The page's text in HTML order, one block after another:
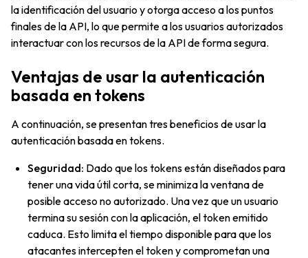
la identificación del usuario y otorga acceso a los puntos
finales de la API, lo que permite a los usuarios autorizados
interactuar con los recursos de la API de forma segura.
Ventajas de usar la autenticación
basada en tokens
A continuación, se presentan tres beneficios de usar la
autenticación basada en tokens.
Seguridad: Dado que los tokens están diseñados para
tener una vida útil corta, se minimiza la ventana de
posible acceso no autorizado. Una vez que un usuario
termina su sesión con la aplicación, el token emitido
caduca. Esto limita el tiempo disponible para que los
atacantes intercepten el token y comprometan una